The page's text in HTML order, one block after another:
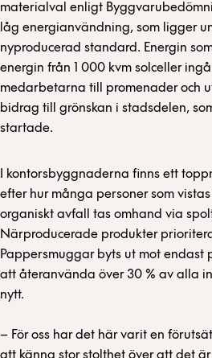
materialval enligt
låg energianvändning, som ligger
nyproducerad standard. Energin
energin från 1 000 kvm solceller
medarbetarna till promenader och
bidrag till grönskan i stadsdelen,
startade.
I kontorsbyggnaderna finns ett
efter hur många personer som
organiskt avfall tas omhand via
Närproducerade produkter
Pappersmuggar byts ut mot endast
att återanvända över 30 % av alla
nytt.
– För oss har det här varit en